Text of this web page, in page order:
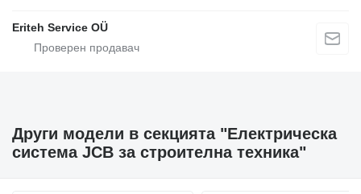
Eriteh Service OÜ
Други модели в секцията "Електрическа
система JCB за строителна техника"